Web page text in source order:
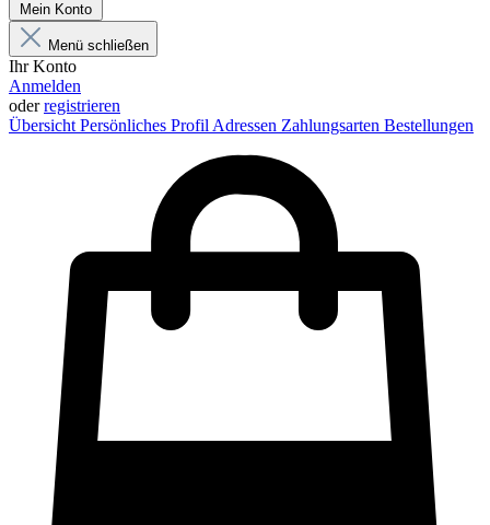
Mein Konto
Menü schließen
Ihr Konto
Anmelden
oderregistrieren
Übersicht Persönliches Profil Adressen Zahlungsarten Bestellungen